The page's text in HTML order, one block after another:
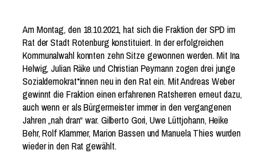
Am Montag, den 18.10.2021, hat sich die Fraktion der SPD im
Rat der Stadt Rotenburg konstituiert. In der erfolgreichen
Kommunalwahl konnten zehn Sitze gewonnen werden. Mit Ina
Helwig, Julian Räke und Christian Peymann zogen drei junge
Sozialdemokrat*innen neu in den Rat ein. Mit Andreas Weber
gewinnt die Fraktion einen erfahrenen Ratsherren erneut dazu,
auch wenn er als Bürgermeister immer in den vergangenen
Jahren „nah dran“ war. Gilberto Gori, Uwe Lüttjohann, Heike
Behr, Rolf Klammer, Marion Bassen und Manuela Thies wurden
wieder in den Rat gewählt.